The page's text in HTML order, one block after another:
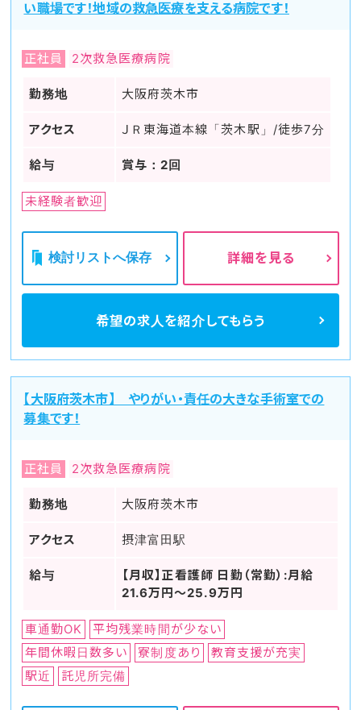
い職場です！地域の救急医療を支える病院です！
正社員 2次救急医療病院
勤務地 大阪府茨木市
アクセス ＪＲ東海道本線「茨木駅」/徒歩7分
給与 賞与：2回
未経験者歓迎
検討リストへ保存 詳細を見る
希望の求人を紹介してもらう
【大阪府茨木市】 やりがい・責任の大きな手術室での
募集です！
正社員 2次救急医療病院
勤務地 大阪府茨木市
アクセス 摂津富田駅
給与
【月収】正看護師 日勤（常勤）:月給
21.6万円～25.9万円
車通勤OK
平均残業時間が少ない
年間休暇日数多い
寮制度あり
教育支援が充実
駅近
託児所完備